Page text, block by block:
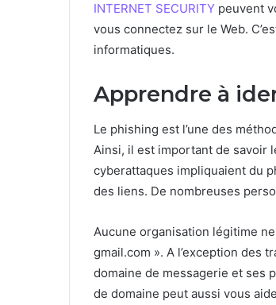
INTERNET SECURITY peuvent
vous connectez sur le Web.
informatiques.
Apprendre à
Le phishing est l’une des
Ainsi, il est important de savoir
cyberattaques impliquaient du
des liens. De nombreuses
Aucune organisation légitime
gmail.com ». A l’exception des
domaine de messagerie et ses
de domaine peut aussi vous